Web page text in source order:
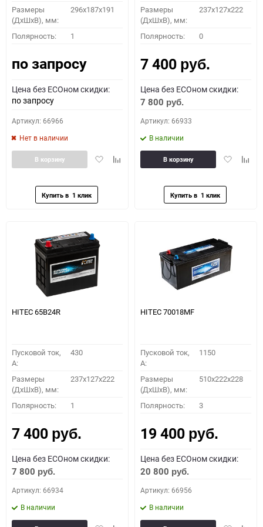
Размеры
(ДхШхВ), мм:
296х187х191
Полярность: 1
по запросу
Цена без ECOном скидки:
по запросу
Артикул: 66966
Нет в наличии
ДобавитьДобавить
В корзину
Размеры
(ДхШхВ), мм:
237x127x222
Полярность: 0
7 400 руб.
Цена без ECOном скидки:
7 800 руб.
Артикул: 66933
В наличии
Добавить
В корзину
HITEC 65B24R
Пусковой ток,
A:
430
Размеры
(ДхШхВ), мм:
237x127x222
Полярность: 1
7 400 руб.
Цена без ECOном скидки:
7 800 руб.
Артикул: 66934
В наличии
HITEC 70018MF
Пусковой ток,
A:
1150
Размеры
(ДхШхВ), мм:
510x222x228
Полярность: 3
19 400 руб.
Цена без ECOном скидки:
20 800 руб.
Артикул: 66956
В наличии